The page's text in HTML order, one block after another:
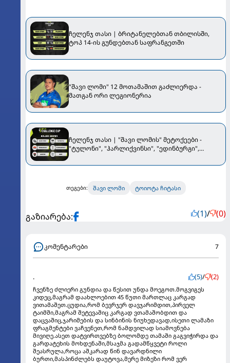
ჩელენჯ თასი | ბრიტანელებთან თბილისში,
ტოპ 14-ის გუნდებთან საფრანგეთში
"შავი ლომი" 12 მოთამაშით გაძლიერდა -
მათგან ორი ლეგიონერია
ჩელენჯ თასი | "შავი ლომის" მეტოქეები -
"ტულონი", "ჰარლიქვინსი", "ედინბურგი",
თეგები: შავი ლომი ტოიოტა ჩიტასი
გაზიარება: (1)/ (0)
კომენტარები 7
. (5)/ (2)
ჩვენზე ძლიერი გუნდია და წესით უნდა მოეგოთ.მოგვიგეს
კიდეც,მაგრამ დაახლოებით 45 წუთი მართლაც კარგად
ვითამაშეთ.ცუდია,რომ ბევრჯერ დავჯარიმდით,პირველ
ტაიმში,მაგრამ შეტევაშიც კარგად ვთამაშობდით და
დაცვაშიც,ჯარიმების და სინბინის ნიუხედავად,ისეთი ლამაზი
ფრაგმენტები ვაჩვენეთ,რომ ნამდვილად სიამოვნება
მივიღე.ასეთ დატვირთვებზე ბოლომდე თამაში გაგვიჭირდა და
გარდატეხის მოხდენაში,მსაჯმა გადამწყვეტი როლი
შეასრულა,როცა აშკარად წინ დავარდნილი
ბურთი,მასპინძლებს დაუტოვა,მერე მიზეზი რომ ვერ